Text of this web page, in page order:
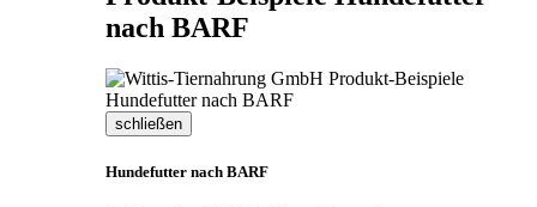
nach BARF
schließen
Hundefutter nach BARF